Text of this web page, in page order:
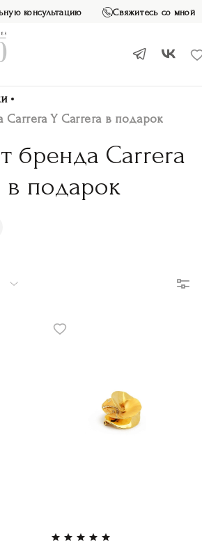
консультацию Свяжитесь со мной
Carrera Y Carrera в подарок
в подарок